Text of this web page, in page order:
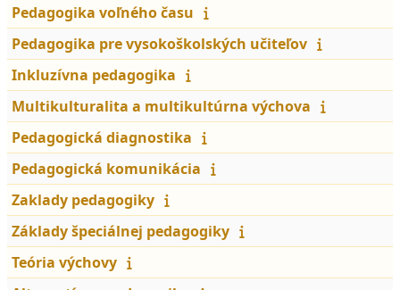
Pedagogika voľného času
Pedagogika pre vysokoškolských učiteľov
Inkluzívna pedagogika
Multikulturalita a multikultúrna výchova
Pedagogická diagnostika
Pedagogická komunikácia
Zaklady pedagogiky
Základy špeciálnej pedagogiky
Teória výchovy